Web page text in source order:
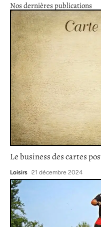
Nos dernières publications
Le business des cartes
Loisirs 21 décembre 2024